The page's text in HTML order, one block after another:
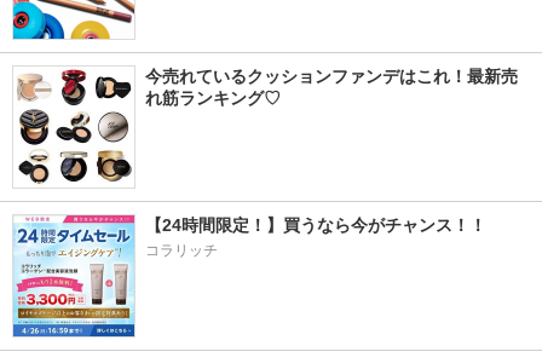
今売れているクッションファンデはこれ！最新売
れ筋ランキング♡
【24時間限定！】買うなら今がチャンス！！
コラリッチ